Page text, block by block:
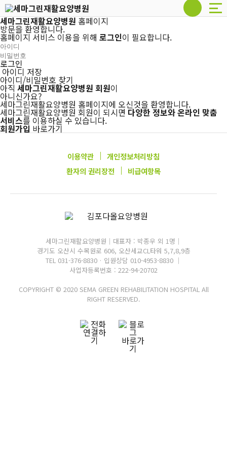
세마그린재활요양병원홈페이지
방문을 환영합니다.
홈페이지 서비스 이용을 위해 로그인이 필요합니다.
로그인
아이디 저장
아이디/비밀번호 찾기
아직 세마그린재활요양병원 회원이
아니신가요?
세마그린재활요양병원 홈페이지에 오신것을 환영합니다.
세마그린재활요양병원 회원이 되시면다양한 정보와 온라인 맞춤
서비스를 이용하실 수 있습니다.
회원가입 바로가기
이용약관
개인정보처리방침
환자의 권리장전
비급여항목
세마그린재활요양병원｜ 대표자 : 박종우 외 1명｜
경기도 오산시 수목원로 606, 오산세교CL타워 5,7,8,9층
TEL 031-376-8830· 입원상담 010-4953-8830｜
사업자등록번호 : 222-94-20702
COPYRIGHT © 2020 SEMA GREEN REHABILITATION HOSPITAL All
RIGHT RESERVED.